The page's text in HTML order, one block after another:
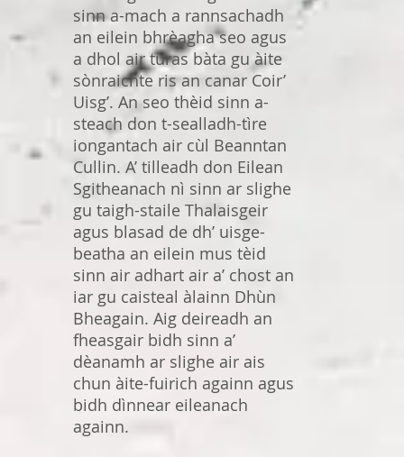
sinn a-mach a rannsachadh
an eilein bhrèagha seo agus
a dhol air turas bàta gu àite
sònraichte ris an canar Coir’
Uisg’. An seo thèid sinn a-
steach don t-sealladh-tìre
iongantach air cùl Beanntan
Cullin. A’ tilleadh don Eilean
Sgitheanach nì sinn ar slighe
gu taigh-staile Thalaisgeir
agus blasad de dh’ uisge-
beatha an eilein mus tèid
sinn air adhart air a’ chost an
iar gu caisteal àlainn Dhùn
Bheagain. Aig deireadh an
fheasgair bidh sinn a’
dèanamh ar slighe air ais
chun àite-fuirich againn agus
bidh dìnnear eileanach
againn.